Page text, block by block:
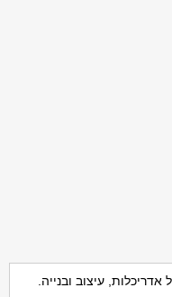
עיצוב ובנייה.